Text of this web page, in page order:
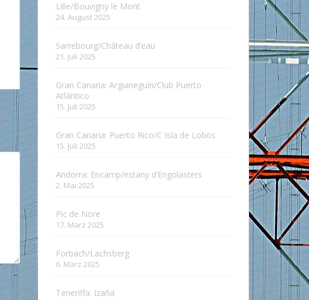
Lille/Bouvigny le Mont
24. August 2025
Sarrebourg/Château d’eau
21. Juli 2025
Gran Canaria: Arguineguín/Club Puerto
Atlántico
15. Juli 2025
Gran Canaria: Puerto Rico/C Isla de Lobos
15. Juli 2025
Andorra: Encamp/estany d’Engolasters
2. Mai 2025
Pic de Nore
17. März 2025
Forbach/Lachsberg
6. März 2025
Teneriffa: Izaña